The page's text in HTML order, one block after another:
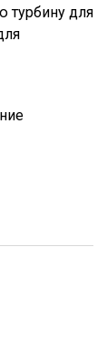
турбину для